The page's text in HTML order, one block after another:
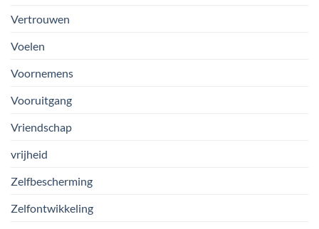
Vertrouwen
Voelen
Voornemens
Vooruitgang
Vriendschap
vrijheid
Zelfbescherming
Zelfontwikkeling